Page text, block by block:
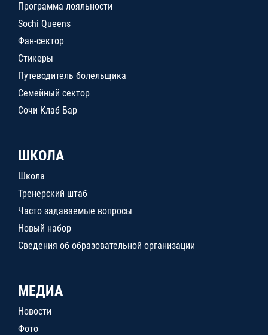
Программа лояльности
Sochi Queens
Фан-сектор
Стикеры
Путеводитель болельщика
Семейный сектор
Сочи Клаб Бар
ШКОЛА
Школа
Тренерский штаб
Часто задаваемые вопросы
Новый набор
Сведения об образовательной организации
МЕДИА
Новости
Фото